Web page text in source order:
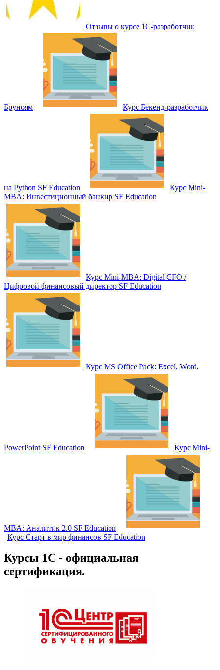
Отзывы о курсе 1С-разработчик
Бруноям Курс Бекенд-разработчик
на Python SF Education
Курс Mini-
MBA: Инвестиционный банкир SF Education
Курс Mini-MBA: Digital CFO /
Цифровой финансовый директор SF Education
Курс MS Office Pack: Excel, Word,
PowerPoint SF Education Курс Mini-
MBA: Аналитик 2.0 SF Education
Курс Старт в мир финансов SF Education
Курсы 1С - официальная
сертификация.